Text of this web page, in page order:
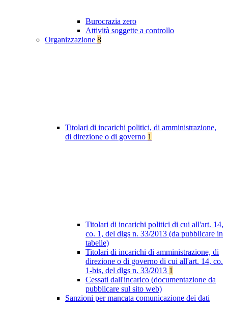
Burocrazia zero
Attività soggette a controllo
Organizzazione 8
Titolari di incarichi politici, di amministrazione,
di direzione o di governo 1
Titolari di incarichi politici di cui all'art. 14,
co. 1, del dlgs n. 33/2013 (da pubblicare in
tabelle)
Titolari di incarichi di amministrazione, di
direzione o di governo di cui all'art. 14, co.
1-bis, del dlgs n. 33/2013 1
Cessati dall'incarico (documentazione da
pubblicare sul sito web)
Sanzioni per mancata comunicazione dei dati